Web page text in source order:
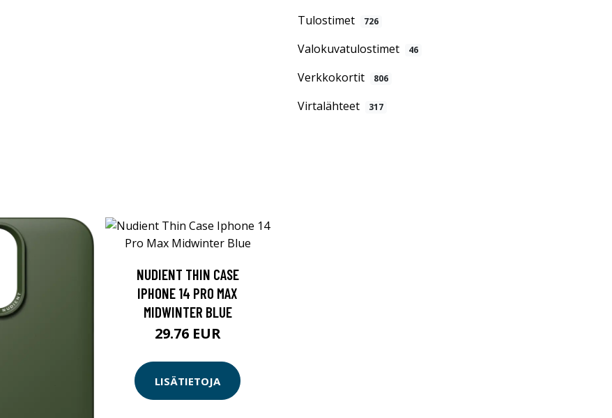
Tulostimet 726
Valokuvatulostimet 46
Verkkokortit 806
Virtalähteet 317
NUDIENT THIN CASE
IPHONE 14 PRO MAX
MIDWINTER BLUE
29.76 EUR
LISÄTIETOJA